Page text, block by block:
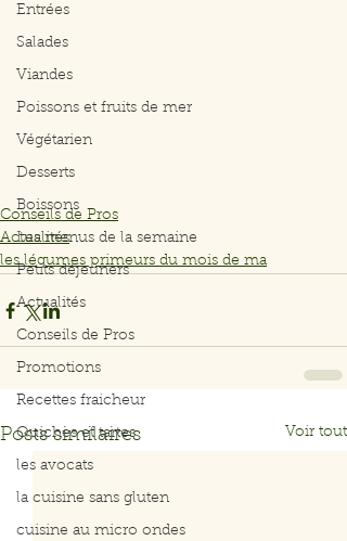
Entrées
Salades
Viandes
Poissons et fruits de mer
Végétarien
Desserts
Boissons
Les menus de la semaine
Petits déjeuners
Actualités
Conseils de Pros
Promotions
Recettes fraicheur
Quiches et tartes
les avocats
la cuisine sans gluten
cuisine au micro ondes
Conseils de Pros
Actualités
les légumes primeurs du mois de ma
Posts similaires Voir tout